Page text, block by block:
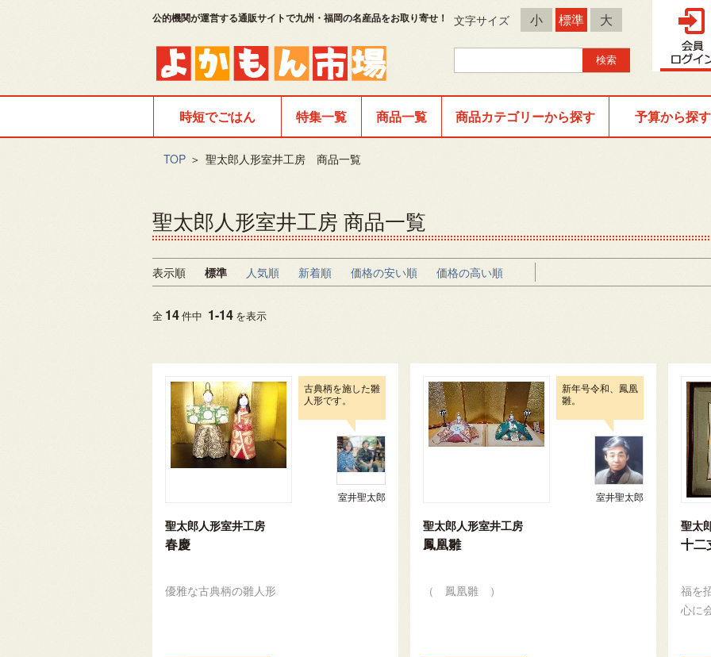
公的機関が運営する通販サイトで九州・福岡の名産品をお取り寄せ！ 文字サイズ 小 標準 大
時短でごはん 特集一覧 商品一覧 商品カテゴリーから探す 予算から探す
TOP ＞ 聖太郎人形室井工房 商品一覧
聖太郎人形室井工房 商品一覧
表示順 標準 人気順 新着順 価格の安い順 価格の高い順
全 14件中 1-14 を表示
古典柄を施した雛
人形です。
室井聖太郎
聖太郎人形室井工房
春慶
優雅な古典柄の雛人形
新年号令和、鳳凰
雛。
室井聖太郎
聖太郎人形室井工房
鳳凰雛
（ 鳳凰雛 ）
聖太
十二
福を
心に